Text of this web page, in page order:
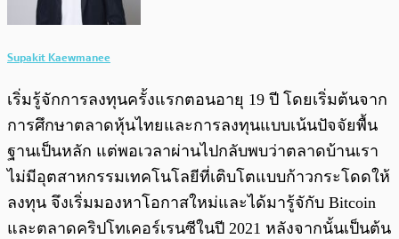
Supakit Kaewmanee
เริ่มรู้จักการลงทุนครั้งแรกตอนอายุ 19 ปี โดยเริ่มต้นจาก
การศึกษาตลาดหุ้นไทยและการลงทุนแบบเน้นปัจจัยพื้น
ฐานเป็นหลัก แต่พอเวลาผ่านไปกลับพบว่าตลาดบ้านเรา
ไม่มีอุตสาหกรรมเทคโนโลยีที่เติบโตแบบก้าวกระโดดให้
ลงทุน จึงเริ่มมองหาโอกาสใหม่และได้มารู้จักับ Bitcoin
และตลาดคริปโทเคอร์เรนซีในปี 2021 หลังจากนั้นเป็นต้น